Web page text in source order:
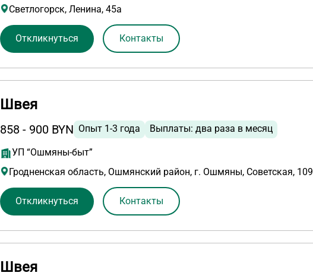
Светлогорск, Ленина, 45а
Откликнуться Контакты
Швея
858 - 900 BYN Опыт 1-3 года Выплаты: два раза в месяц
УП “Ошмяны-быт”
Гродненская область, Ошмянский район, г. Ошмяны, Советская, 109
Откликнуться Контакты
Швея